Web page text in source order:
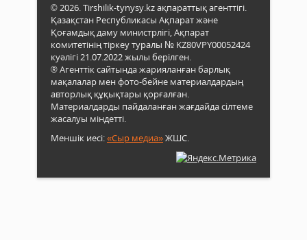
© 2026. Tirshilik-tynysy.kz ақпараттық агенттігі.
Қазақстан Республикасы Ақпарат және
Қоғамдық даму министрлігі, Ақпарат
комитетінің тіркеу туралы № KZ80VPY00052424
куәлігі 21.07.2022 жылы берілген.
® Агенттік сайтында жарияланған барлық
мақалалар мен фото-бейне материалдардың
авторлық құқықтары қорғалған.
Материалдарды пайдаланған жағдайда сілтеме
жасалуы міндетті.
Меншік иесі:«Сыр медиа»ЖШС.